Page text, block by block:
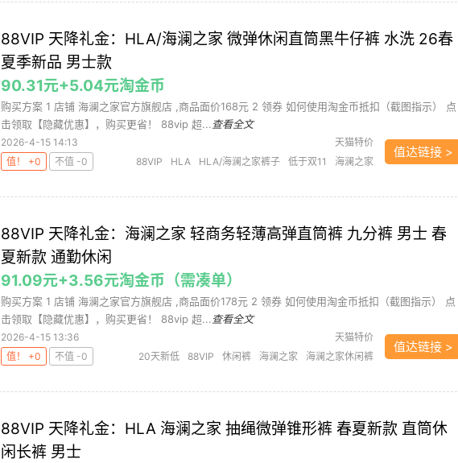
88VIP 天降礼金：HLA/海澜之家 微弹休闲直筒黑牛仔裤 水洗 26春
夏季新品 男士款
90.31元+5.04元淘金币
购买方案 1 店铺 海澜之家官方旗舰店 ,商品面价168元 2 领券 如何使用淘金币抵扣（截图指示） 点
击领取【隐藏优惠】，购买更省！ 88vip 超... 查看全文
2026-4-15 14:13
天猫特价
值！ +0
不值 -0 88VIP HLA HLA/海澜之家裤子 低于双11
海澜之家
值达链接 >
88VIP 天降礼金：海澜之家 轻商务轻薄高弹直筒裤 九分裤 男士 春
夏新款 通勤休闲
91.09元+3.56元淘金币（需凑单）
购买方案 1 店铺 海澜之家官方旗舰店 ,商品面价178元 2 领券 如何使用淘金币抵扣（截图指示） 点
击领取【隐藏优惠】，购买更省！ 88vip 超... 查看全文
2026-4-15 13:36
天猫特价
值！ +0
不值 -0 20天新低 88VIP 休闲裤 海澜之家
海澜之家休闲裤
值达链接 >
88VIP 天降礼金：HLA 海澜之家 抽绳微弹锥形裤 春夏新款 直筒休
闲长裤 男士